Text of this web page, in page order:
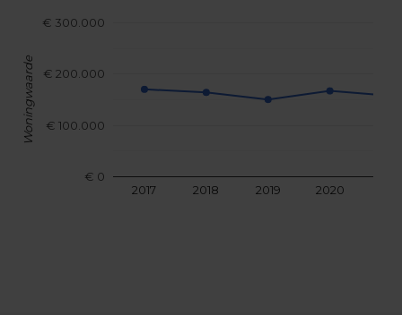
2017 2018 2019 2020
€ 0
€ 100.000
€ 200.000
€ 300.000
Woningwaarde